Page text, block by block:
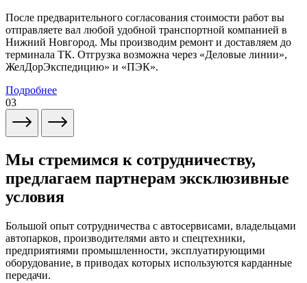
После предварительного согласования стоимости работ вы
отправляете вал любой удобной транспортной компанией в
Нижний Новгород. Мы производим ремонт и доставляем до
терминала ТК. Отгрузка возможна через «Деловые линии»,
ЖелДорЭкспедицию» и «ПЭК».
Подробнее
03
Мы стремимся к сотрудничеству,
предлагаем партнерам эксклюзивные
условия
Большой опыт сотрудничества с автосервисами, владельцами
автопарков, производителями авто и спецтехники,
предприятиями промышленности, эксплуатирующими
оборудование, в приводах которых используются карданные
передачи.